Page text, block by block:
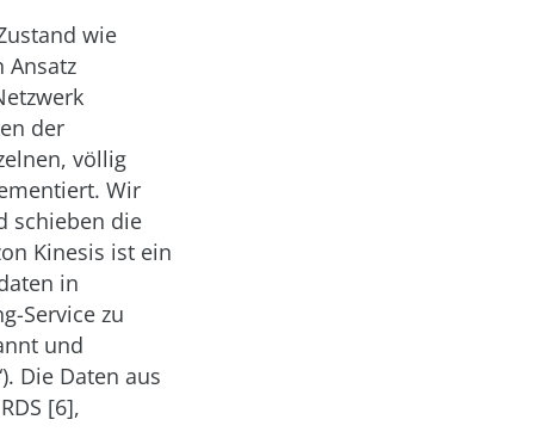
wie
Ansatz
der
völlig
Wir
schieben die
Kinesis ist ein
in
Service zu
und
Die Daten aus
[6],